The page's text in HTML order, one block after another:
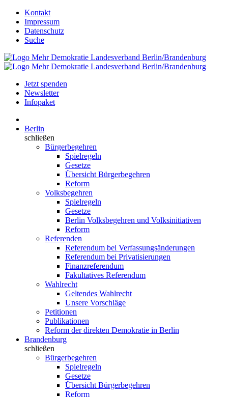
Kontakt
Impressum
Datenschutz
Suche
Jetzt spenden
Newsletter
Infopaket
Berlin
schließen
Bürgerbegehren
Spielregeln
Gesetze
Übersicht Bürgerbegehren
Reform
Volksbegehren
Spielregeln
Gesetze
Berlin Volksbegehren und Volksinitiativen
Reform
Referenden
Referendum bei Verfassungsänderungen
Referendum bei Privatisierungen
Finanzreferendum
Fakultatives Referendum
Wahlrecht
Geltendes Wahlrecht
Unsere Vorschläge
Petitionen
Publikationen
Reform der direkten Demokratie in Berlin
Brandenburg
schließen
Bürgerbegehren
Spielregeln
Gesetze
Übersicht Bürgerbegehren
Reform